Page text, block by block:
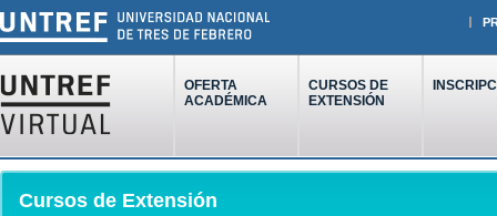
OFERTA
ACADÉMICA
CURSOS DE
EXTENSIÓN
Cursos de Extensión